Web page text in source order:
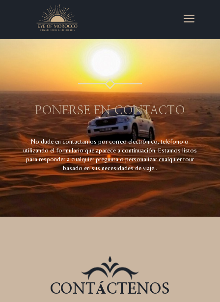
a
PONERSE EN CONTACTO
No dude en contactarnos por correo electrónico, teléfono o
utilizando el formulario que aparece a continuación. Estamos listos
para responder a cualquier pregunta o personalizar cualquier tour
basado en sus necesidades de viaje..
CONTÁCTENOS